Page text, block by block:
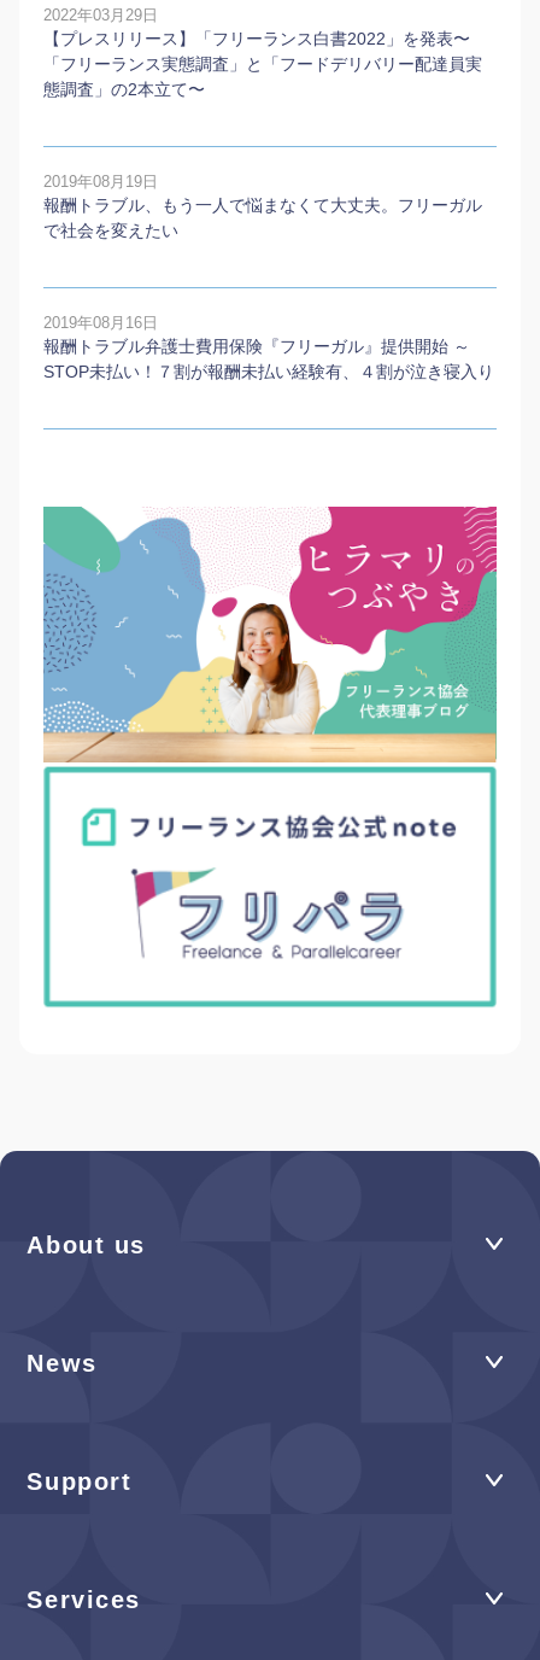
2022年03月29日
【プレスリリース】「フリーランス白書2022」を発表〜
「フリーランス実態調査」と「フードデリバリー配達員実
態調査」の2本⽴て〜
2019年08月19日
報酬トラブル、もう一人で悩まなくて大丈夫。フリーガル
で社会を変えたい
2019年08月16日
報酬トラブル弁護士費用保険『フリーガル』提供開始 ～
STOP未払い！７割が報酬未払い経験有、４割が泣き寝入り
About us
News
Support
Services